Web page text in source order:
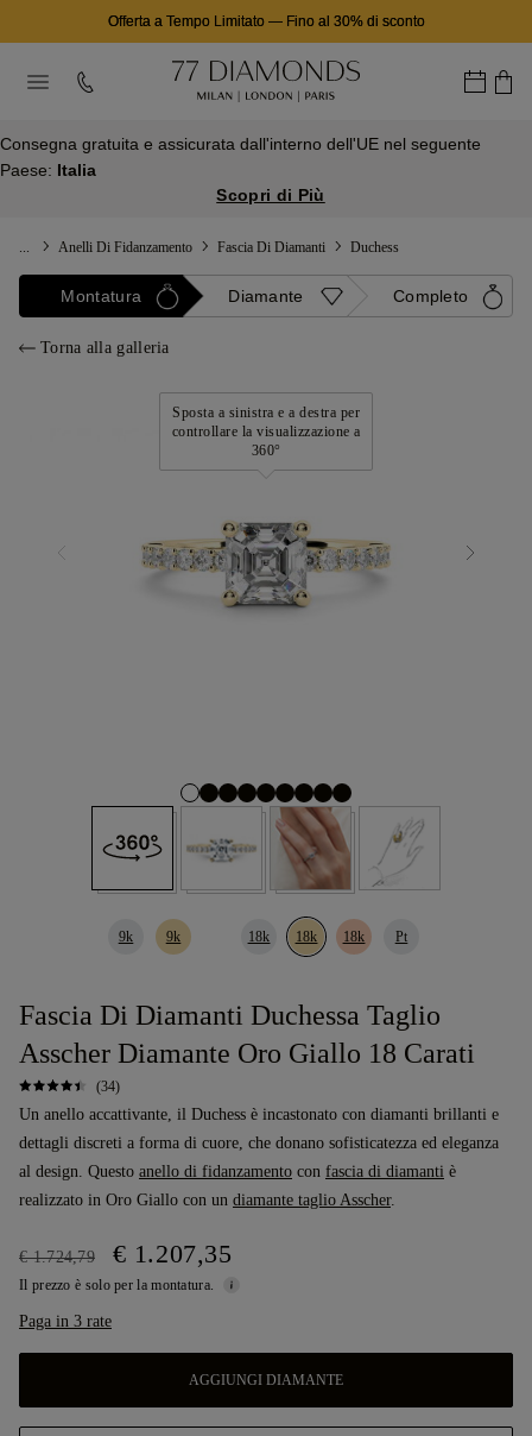
Offerta a Tempo Limitato— Fino al 30% di sconto
Consegna gratuita e assicurata dall'interno dell'UE nel seguente
Paese: Italia
Scopri di Più
Anelli Di Fidanzamento Fascia Di Diamanti Duchess
Montatura Diamante Completo
Torna alla galleria
Sposta a sinistra e a destra per
controllare la visualizzazione a
360°
9k 9k 18k 18k 18k Pt
Fascia Di Diamanti Duchessa Taglio
Asscher Diamante Oro Giallo 18 Carati
(34)
Un anello accattivante, il Duchess è incastonato con diamanti brillanti e
dettagli discreti a forma di cuore, che donano sofisticatezza ed eleganza
al design. Questo anello di fidanzamento con fascia di diamanti è
realizzato in Oro Giallo con un diamante taglio Asscher.
€ 1.724,79 € 1.207,35
Il prezzo è solo per la montatura.
Paga in 3 rate
AGGIUNGI DIAMANTE